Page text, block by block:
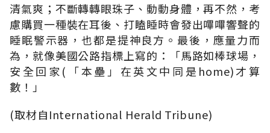
清氣爽；不斷轉轉眼珠子、動動身體，再不然，考
慮購買一種裝在耳後、打瞌睡時會發出嗶嗶響聲的
睡眠警示器，也都是提神良方。最後，應量力而
為，就像美國公路指標上寫的：「馬路如棒球場，
安全回家(「本壘」在英文中同是home)才算
數！」
(取材自International Herald Tribune)